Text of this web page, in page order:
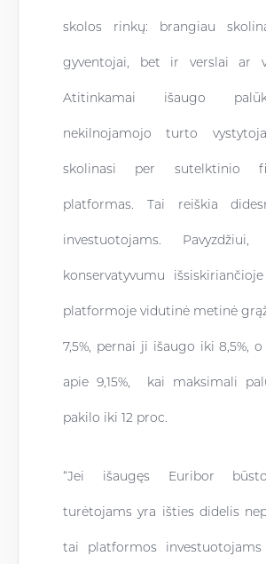
skolos rinkų: brangiau
gyventojai, bet ir verslai ar
Atitinkamai išaugo
nekilnojamojo turto
skolinasi per sutelktinio
platformas. Tai reiškia
investuotojams.
konservatyvumu išsiskiriančioje
platformoje vidutinė metinė
7,5%, pernai ji išaugo iki 8,5%,
apie 9,15%, kai maksimali
pakilo iki 12 proc.
“Jei išaugęs Euribor
turėtojams yra išties didelis
tai platformos